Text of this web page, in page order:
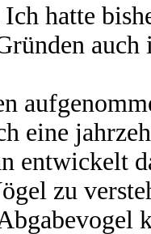
hatte
eine
entwickelt
zu